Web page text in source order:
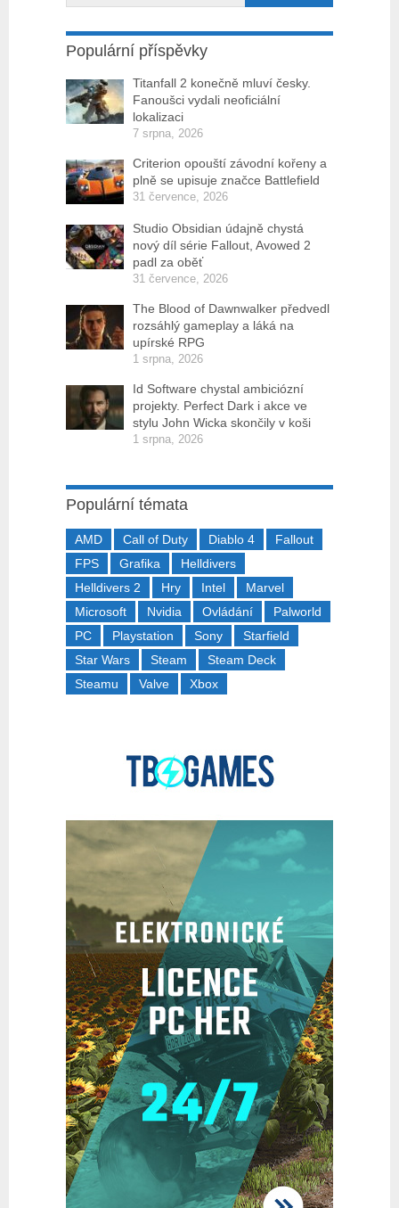
Populární příspěvky
Titanfall 2 konečně mluví česky.
Fanoušci vydali neoficiální
lokalizaci
7 srpna, 2026
Criterion opouští závodní kořeny a
plně se upisuje značce Battlefield
31 července, 2026
Studio Obsidian údajně chystá
nový díl série Fallout, Avowed 2
padl za oběť
31 července, 2026
The Blood of Dawnwalker předvedl
rozsáhlý gameplay a láká na
upírské RPG
1 srpna, 2026
Id Software chystal ambiciózní
projekty. Perfect Dark i akce ve
stylu John Wicka skončily v koši
1 srpna, 2026
Populární témata
AMD Call of Duty Diablo 4
Fallout
FPS
Grafika
Helldivers
Helldivers 2
Hry Intel
Marvel
Microsoft
Nvidia Ovládání
Palworld
PC
Playstation Sony
Starfield
Star Wars
Steam
Steam Deck
Steamu
Valve Xbox